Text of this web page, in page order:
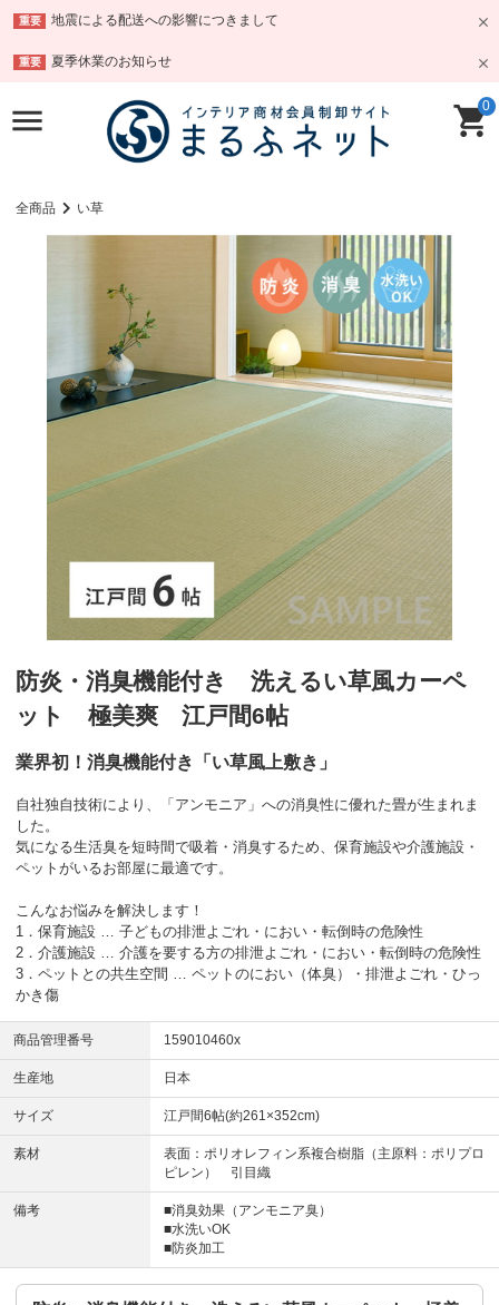
重要 地震による配送への影響につきまして
重要 夏季休業のお知らせ
0
全商品 い草
防炎・消臭機能付き 洗えるい草風カーペ
ット 極美爽 江戸間6帖
業界初！消臭機能付き「い草風上敷き」
自社独自技術により、「アンモニア」への消臭性に優れた畳が生まれま
した。
気になる生活臭を短時間で吸着・消臭するため、保育施設や介護施設・
ペットがいるお部屋に最適です。
こんなお悩みを解決します！
1．保育施設 … 子どもの排泄よごれ・におい・転倒時の危険性
2．介護施設 … 介護を要する方の排泄よごれ・におい・転倒時の危険性
3．ペットとの共生空間 … ペットのにおい（体臭）・排泄よごれ・ひっ
かき傷
商品管理番号 159010460x
生産地 日本
サイズ 江戸間6帖(約261×352cm)
素材
表面：ポリオレフィン系複合樹脂（主原料：ポリプロ
ピレン） 引目織
備考
■消臭効果（アンモニア臭）
■水洗いOK
■防炎加工